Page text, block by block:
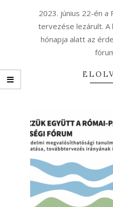
2023. június 22-én a
tervezése lezárult.
hónapja alatt az